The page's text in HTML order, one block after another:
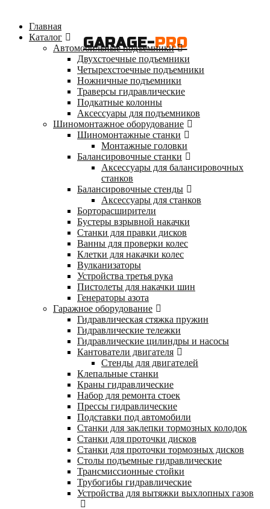
GARAGE-PRO
Главная
Каталог
Автомобильные подъемники
Двухстоечные подъемники
Четырехстоечные подъемники
Ножничные подъемники
Траверсы гидравлические
Подкатные колонны
Аксессуары для подъемников
Шиномонтажное оборудование
Шиномонтажные станки
Монтажные головки
Балансировочные станки
Аксессуары для балансировочных
станков
Балансировочные стенды
Аксессуары для станков
Борторасширители
Бустеры взрывной накачки
Станки для правки дисков
Ванны для проверки колес
Клетки для накачки колес
Вулканизаторы
Устройства третья рука
Пистолеты для накачки шин
Генераторы азота
Гаражное оборудование
Гидравлическая стяжка пружин
Гидравлические тележки
Гидравлические цилиндры и насосы
Кантователи двигателя
Стенды для двигателей
Клепальные станки
Краны гидравлические
Набор для ремонта стоек
Прессы гидравлические
Подставки под автомобили
Станки для заклепки тормозных колодок
Станки для проточки дисков
Станки для проточки тормозных дисков
Столы подъемные гидравлические
Трансмиссионные стойки
Трубогибы гидравлические
Устройства для вытяжки выхлопных газов